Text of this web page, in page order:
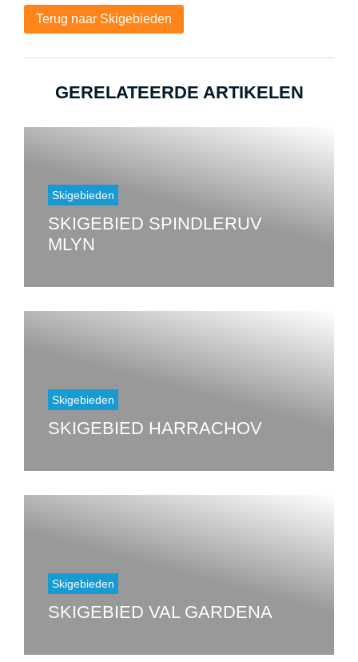
Terug naar Skigebieden
GERELATEERDE ARTIKELEN
Skigebieden
SKIGEBIED SPINDLERUV
MLYN
Skigebieden
SKIGEBIED HARRACHOV
Skigebieden
SKIGEBIED VAL GARDENA